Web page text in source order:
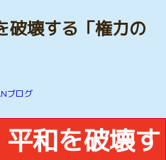
ラマン
介動画
映像と写真📷️で戦争ドキュメンタリー動画
カメラ
SGI 創価学会インターナショナル 池田大作名誉会長
破壊する「権力の
ブログ
平和を破壊す